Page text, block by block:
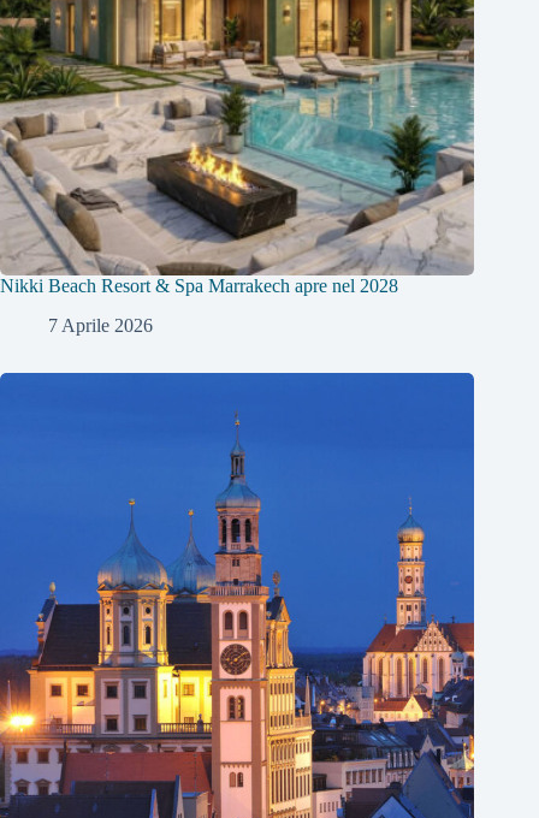
Nikki Beach Resort & Spa Marrakech apre nel 2028
7 Aprile 2026